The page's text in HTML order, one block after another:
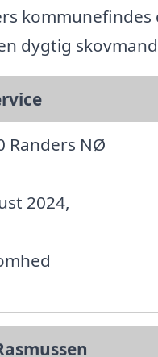
kommunefindes
dygtig
Randers NØ
2024,